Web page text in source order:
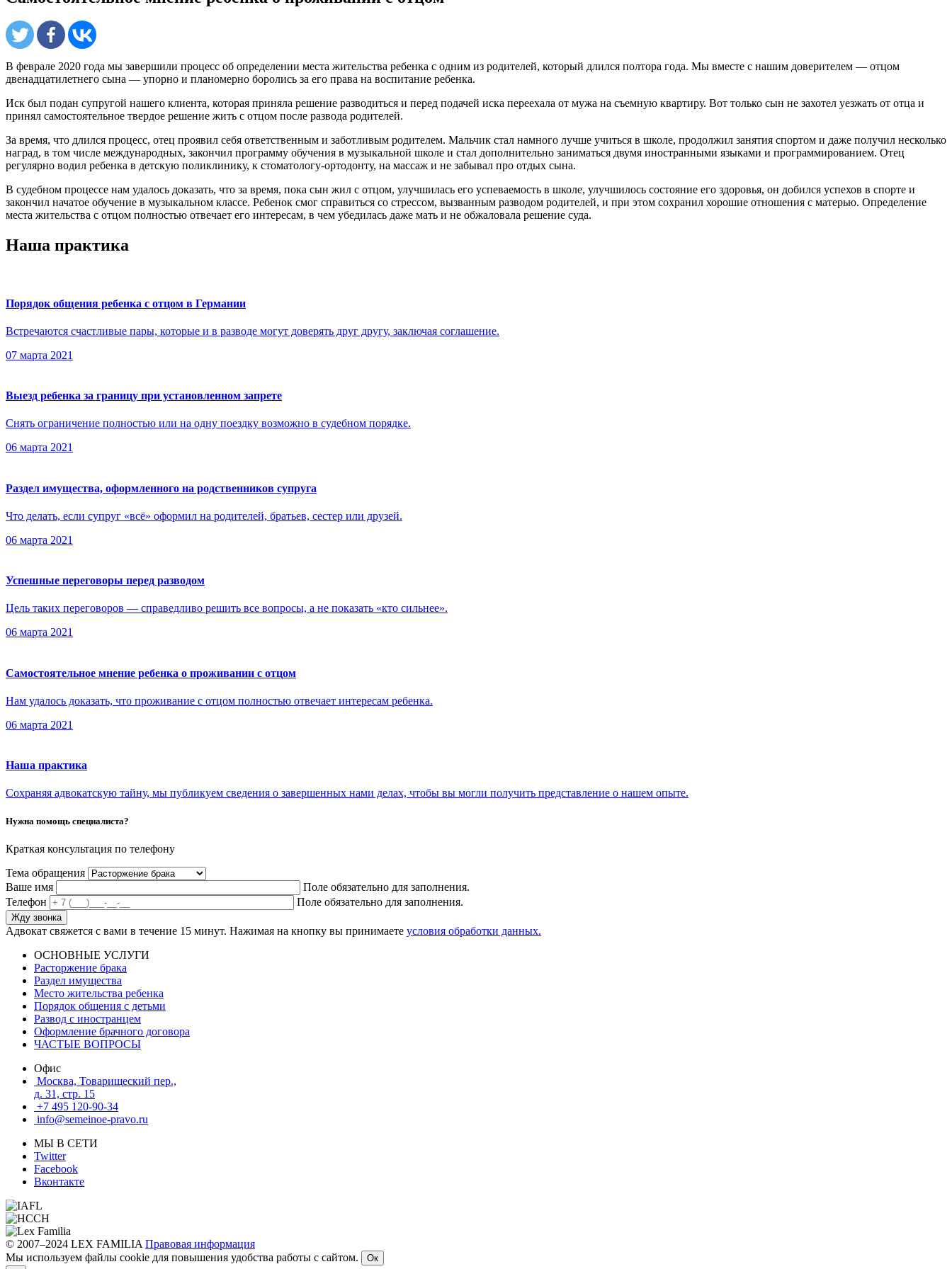
В феврале 2020 года мы завершили процесс об определении места жительства ребенка с одним из родителей, который длился полтора года. Мы вместе с нашим доверителем — отцом
двенадцатилетнего сына — упорно и планомерно боролись за его права на воспитание ребенка.
Иск был подан супругой нашего клиента, которая приняла решение разводиться и перед подачей иска переехала от мужа на съемную квартиру. Вот только сын не захотел уезжать от отца и
принял самостоятельное твердое решение жить с отцом после развода родителей.
За время, что длился процесс, отец проявил себя ответственным и заботливым родителем. Мальчик стал намного лучше учиться в школе, продолжил занятия спортом и даже получил несколько
наград, в том числе международных, закончил программу обучения в музыкальной школе и стал дополнительно заниматься двумя иностранными языками и программированием. Отец
регулярно водил ребенка в детскую поликлинику, к стоматологу-ортодонту, на массаж и не забывал про отдых сына.
В судебном процессе нам удалось доказать, что за время, пока сын жил с отцом, улучшилась его успеваемость в школе, улучшилось состояние его здоровья, он добился успехов в спорте и
закончил начатое обучение в музыкальном классе. Ребенок смог справиться со стрессом, вызванным разводом родителей, и при этом сохранил хорошие отношения с матерью. Определение
места жительства с отцом полностью отвечает его интересам, в чем убедилась даже мать и не обжаловала решение суда.
Наша практика
Порядок общения ребенка с отцом в Германии
Встречаются счастливые пары, которые и в разводе могут доверять друг другу, заключая соглашение.
07 марта 2021
Выезд ребенка за границу при установленном запрете
Снять ограничение полностью или на одну поездку возможно в судебном порядке.
06 марта 2021
Раздел имущества, оформленного на родственников супруга
Что делать, если супруг «всё» оформил на родителей, братьев, сестер или друзей.
06 марта 2021
Успешные переговоры перед разводом
Цель таких переговоров — справедливо решить все вопросы, а не показать «кто сильнее».
06 марта 2021
Самостоятельное мнение ребенка о проживании с отцом
Нам удалось доказать, что проживание с отцом полностью отвечает интересам ребенка.
06 марта 2021
Наша практика
Сохраняя адвокатскую тайну, мы публикуем сведения о завершенных нами делах, чтобы вы могли получить представление о нашем опыте.
Нужна помощь специалиста?
Краткая консультация по телефону
Тема обращения
Ваше имя
Поле обязательно для заполнения.
Телефон
Поле обязательно для заполнения.
Адвокат свяжется с вами в течение 15 минут. Нажимая на кнопку вы принимаете условия обработки данных.
ОСНОВНЫЕ УСЛУГИ
Расторжение брака
Раздел имущества
Место жительства ребенка
Порядок общения с детьми
Развод с иностранцем
Оформление брачного договора
ЧАСТЫЕ ВОПРОСЫ
Офис
Москва, Товарищеский пер.,
д. 31, стр. 15
+7 495 120-90-34
info@semeinoe-pravo.ru
МЫ В СЕТИ
Twitter
Facebook
Вконтакте
© 2007–2024 LEX FAMILIA Правовая информация
Мы используем файлы cookie для повышения удобства работы с сайтом.
Ок